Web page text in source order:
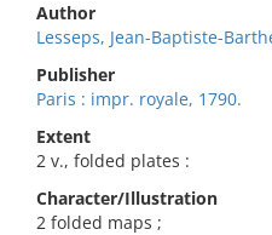
Author
Lesseps, Jean-Baptiste-
Publisher
Paris : impr. royale, 1790.
Extent
2 v., folded plates :
Character/Illustration
2 folded maps ;